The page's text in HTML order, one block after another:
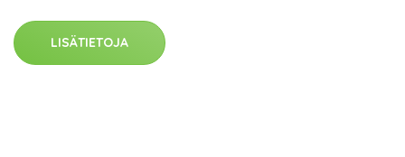
LISÄTIETOJA